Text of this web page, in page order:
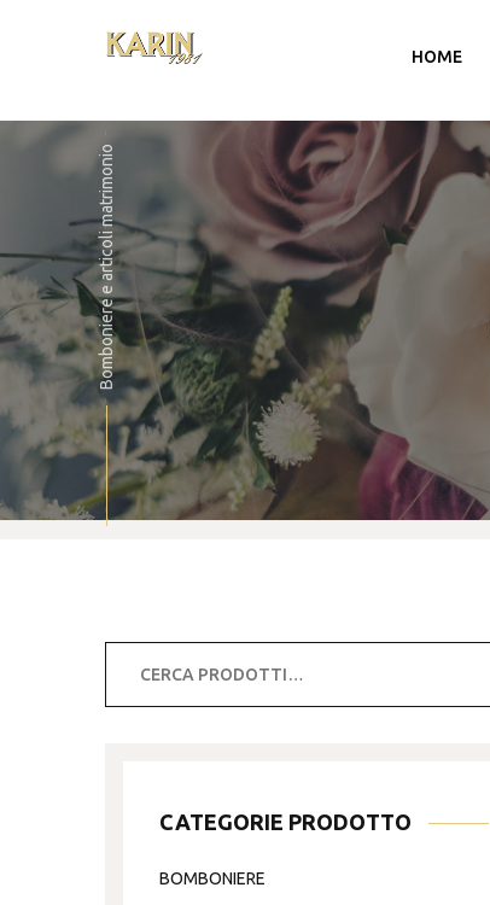
HOME
Account
Carrello
Checkout
Bomboniere e articoli matrimonio
CATEGORIE PRODOTTO
BOMBONIERE